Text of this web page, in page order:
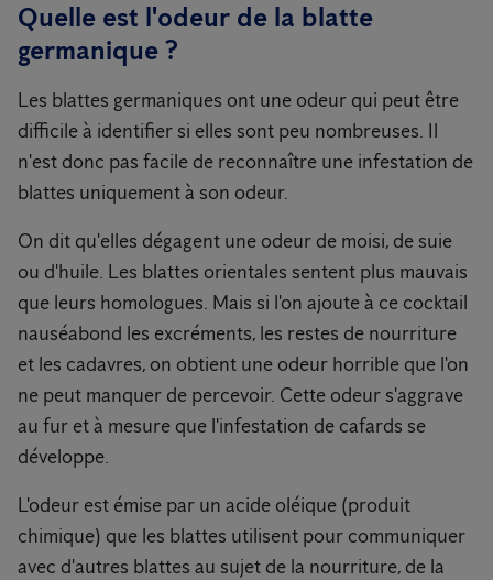
Quelle est l'odeur de la blatte
germanique ?
Les blattes germaniques ont une odeur qui peut être
difficile à identifier si elles sont peu nombreuses. Il
n'est donc pas facile de reconnaître une infestation de
blattes uniquement à son odeur.
On dit qu'elles dégagent une odeur de moisi, de suie
ou d'huile. Les blattes orientales sentent plus mauvais
que leurs homologues. Mais si l'on ajoute à ce cocktail
nauséabond les excréments, les restes de nourriture
et les cadavres, on obtient une odeur horrible que l'on
ne peut manquer de percevoir. Cette odeur s'aggrave
au fur et à mesure que l'infestation de cafards se
développe.
L'odeur est émise par un acide oléique (produit
chimique) que les blattes utilisent pour communiquer
avec d'autres blattes au sujet de la nourriture, de la